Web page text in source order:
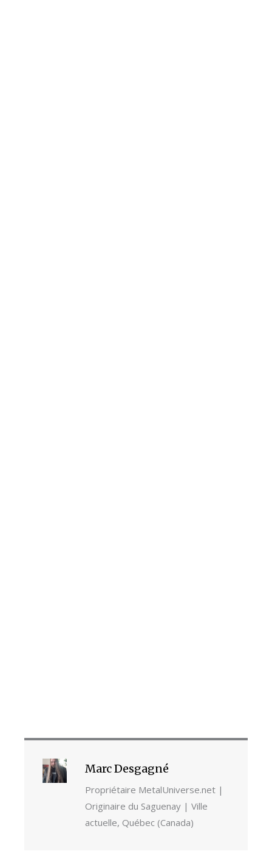
Marc Desgagné
Propriétaire MetalUniverse.net |
Originaire du Saguenay | Ville
actuelle, Québec (Canada)